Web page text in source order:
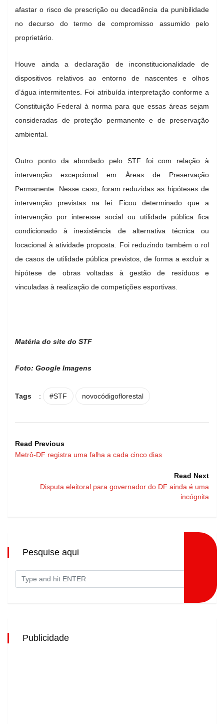
afastar o risco de prescrição ou decadência da punibilidade
no decurso do termo de compromisso assumido pelo
proprietário.
Houve ainda a declaração de inconstitucionalidade de
dispositivos relativos ao entorno de nascentes e olhos
d’água intermitentes. Foi atribuída interpretação conforme a
Constituição Federal à norma para que essas áreas sejam
consideradas de proteção permanente e de preservação
ambiental.
Outro ponto da abordado pelo STF foi com relação à
intervenção excepcional em Áreas de Preservação
Permanente. Nesse caso, foram reduzidas as hipóteses de
intervenção previstas na lei. Ficou determinado que a
intervenção por interesse social ou utilidade pública fica
condicionado à inexistência de alternativa técnica ou
locacional à atividade proposta. Foi reduzindo também o rol
de casos de utilidade pública previstos, de forma a excluir a
hipótese de obras voltadas à gestão de resíduos e
vinculadas à realização de competições esportivas.
Matéria do site do STF
Foto: Google Imagens
Tags : #STF novocódigoflorestal
Read Previous
Metrô-DF registra uma falha a cada cinco dias
Read Next
Disputa eleitoral para governador do DF ainda é uma
incógnita
Pesquise aqui
Publicidade